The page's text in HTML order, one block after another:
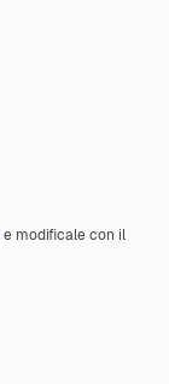
e modificale con il